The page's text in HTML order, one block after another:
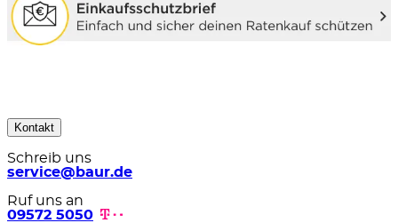
Kontakt
Schreib uns
service@baur.de
Ruf uns an
09572 5050